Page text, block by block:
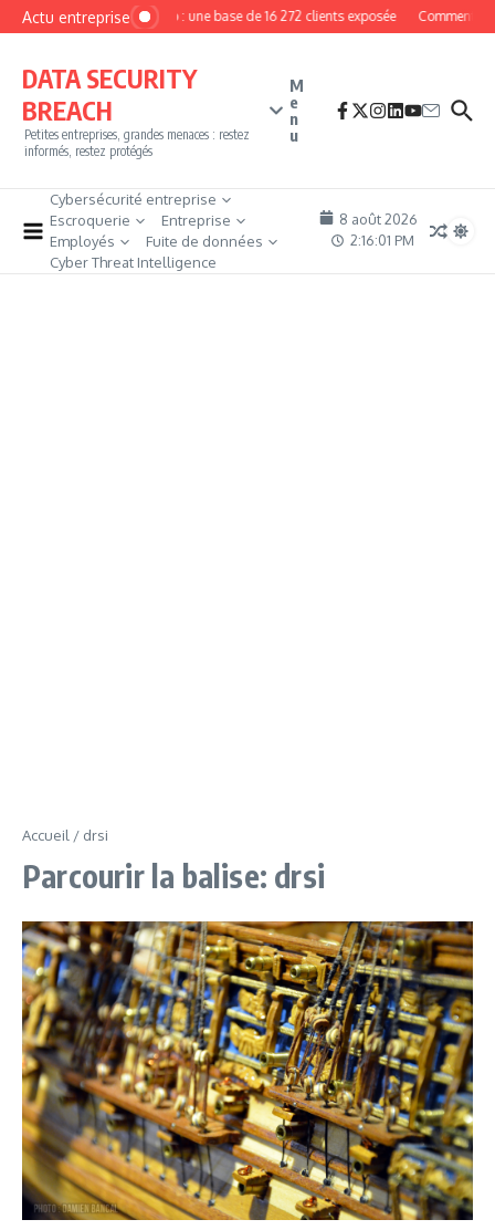
Aller au contenu
Actu entrepriseMyPhoto : une base de 16 272 clients exposée Comment
DATA SECURITY
BREACH
Petites entreprises, grandes menaces : restez
informés, restez protégés
M
e
n
u
Cybersécurité entreprise
Escroquerie
Entreprise
Employés
Fuite de données
Cyber Threat Intelligence
8 août 2026
2:16:02 PM
Accueil / drsi
Parcourir la balise: drsi